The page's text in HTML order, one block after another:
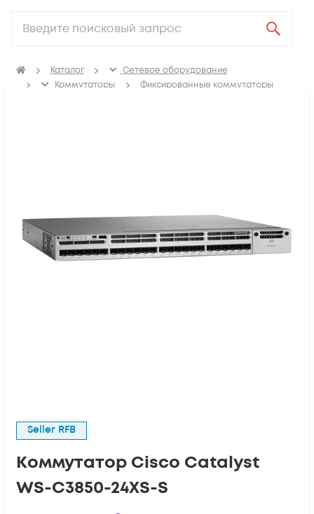
Каталог
Сетевое оборудование
Коммутаторы
Фиксированные коммутаторы
Seller RFB
Коммутатор Cisco Catalyst
WS-C3850-24XS-S